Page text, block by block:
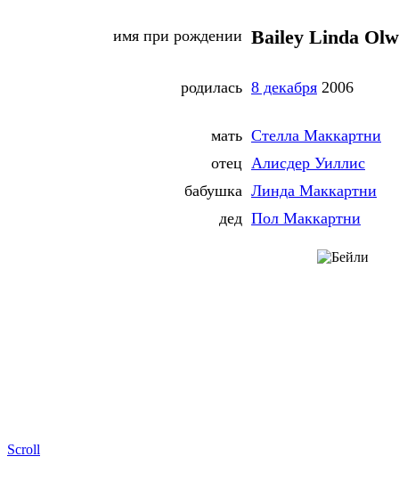
имя при рождении Bailey Linda
родилась 8 декабря 2006
мать Стелла Маккартни
отец Алисдер Уиллис
бабушка Линда Маккартни
дед Пол Маккартни
Scroll